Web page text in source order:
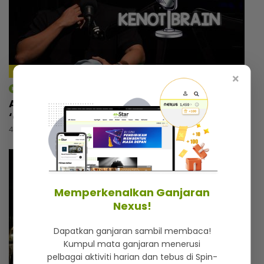
Aniq Suhair tak pernah terfikir jadi artis,
‘comeback’ selepas 2 tahun berehat
4 jam lalu
×
Memperkenalkan Ganjaran
Nexus!
Dapatkan ganjaran sambil membaca!
Kumpul mata ganjaran menerusi
pelbagai aktiviti harian dan tebus di Spin-